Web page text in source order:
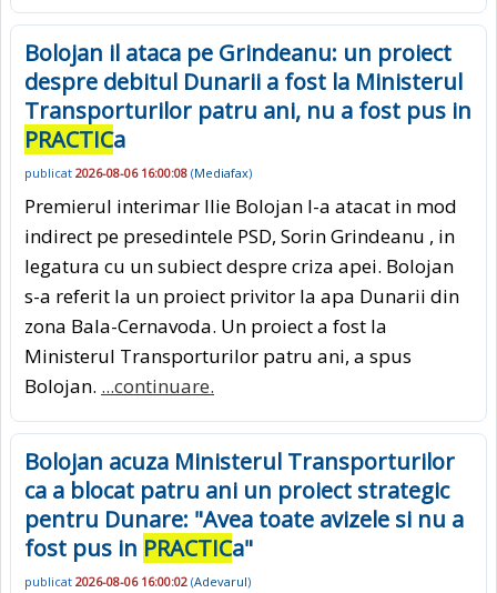
Bolojan il ataca pe Grindeanu: un proiect
despre debitul Dunarii a fost la Ministerul
Transporturilor patru ani, nu a fost pus in
PRACTICa
publicat 2026-08-06 16:00:08 (Mediafax)
Premierul interimar Ilie Bolojan l-a atacat in mod
indirect pe presedintele PSD, Sorin Grindeanu , in
legatura cu un subiect despre criza apei. Bolojan
s-a referit la un proiect privitor la apa Dunarii din
zona Bala-Cernavoda. Un proiect a fost la
Ministerul Transporturilor patru ani, a spus
Bolojan. ...continuare.
Bolojan acuza Ministerul Transporturilor
ca a blocat patru ani un proiect strategic
pentru Dunare: "Avea toate avizele si nu a
fost pus in PRACTICa"
publicat 2026-08-06 16:00:02 (Adevarul)